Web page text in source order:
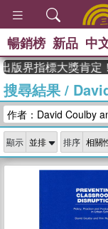
暢銷榜 新品 中
版界指標大獎肯定
搜尋結果/
作者：David Coulby
顯示 排序